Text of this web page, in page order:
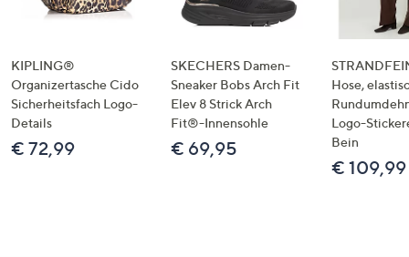
KIPLING®
Organizertasche Cido
Sicherheitsfach Logo-
Details
€ 72,99
SKECHERS Damen-
Sneaker Bobs Arch Fit
Elev 8 Strick Arch
Fit®-Innensohle
€ 69,95
Hose,
Logo-
Bein
€ 109,99